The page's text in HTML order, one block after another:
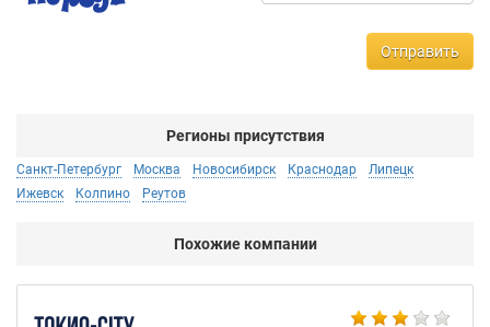
Отправить
Регионы присутствия
Санкт-Петербург Москва Новосибирск Краснодар
Липецк
Ижевск
Колпино Реутов
Похожие компании